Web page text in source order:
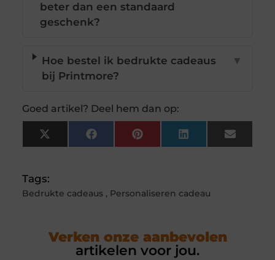
beter dan een standaard
geschenk?
Hoe bestel ik bedrukte cadeaus
bij Printmore?
▼
Goed artikel? Deel hem dan op:
X
(Twitter)
FacebookPinterestLinkedInEmail
Tags:
Bedrukte cadeaus, Personaliseren cadeau
Verken onze aanbevolen
artikelen voor jou.